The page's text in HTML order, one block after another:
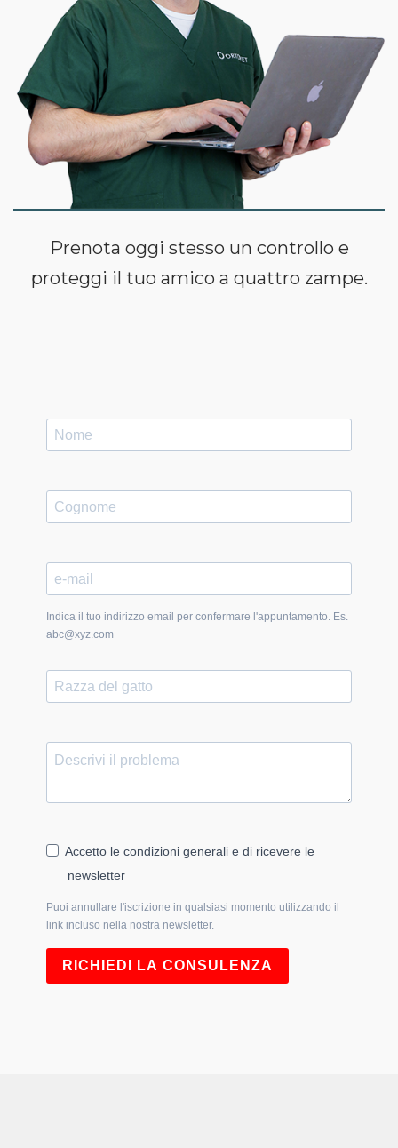
Prenota oggi stesso un controllo e
proteggi il tuo amico a quattro zampe.
Indica il tuo indirizzo email per confermare l'appuntamento. Es.
abc@xyz.com
Accetto le condizioni generali e di ricevere le
newsletter
Puoi annullare l'iscrizione in qualsiasi momento utilizzando il
link incluso nella nostra newsletter.
RICHIEDI LA CONSULENZA